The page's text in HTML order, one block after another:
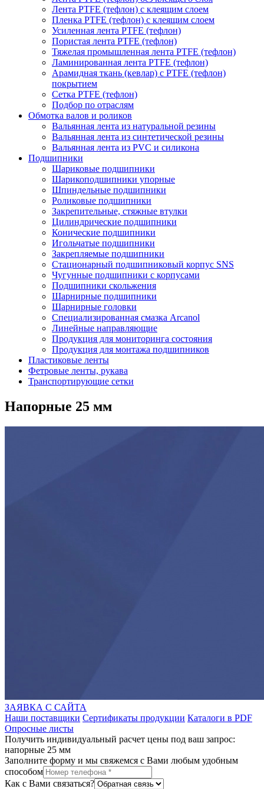
Лента PTFE (тефлон) с клеящим слоем
Пленка PTFE (тефлон) с клеящим слоем
Усиленная лента PTFE (тефлон)
Пористая лента PTFE (тефлон)
Тяжелая промышленная лента PTFE (тефлон)
Ламинированная лента PTFE (тефлон)
Арамидная ткань (кевлар) с PTFE (тефлон)
покрытием
Сетка PTFE (тефлон)
Подбор по отраслям
Обмотка валов и роликов
Вальянная лента из натуральной резины
Вальянная лента из синтетической резины
Вальянная лента из PVC и силикона
Подшипники
Шариковые подшипники
Шарикоподшипники упорные
Шпиндельные подшипники
Роликовые подшипники
Закрепительные, стяжные втулки
Цилиндрические подшипники
Конические подшипники
Игольчатые подшипники
Закрепляемые подшипники
Стационарный подшипниковый корпус SNS
Чугунные подшипники с корпусами
Подшипники скольжения
Шарнирные подшипники
Шарнирные головки
Специализированная смазка Arcanol
Линейные направляющие
Продукция для мониторинга состояния
Продукция для монтажа подшипников
Пластиковые ленты
Фетровые ленты, рукава
Транспортирующие сетки
Напорные 25 мм
ЗАЯВКА С САЙТА
Наши поставщики Сертификаты продукции Каталоги в PDF
Опросные листы
Получить индивидуальный расчет цены под ваш запрос:
напорные 25 мм
Заполните форму и мы свяжемся с Вами любым удобным
способом
Как с Вами связаться?